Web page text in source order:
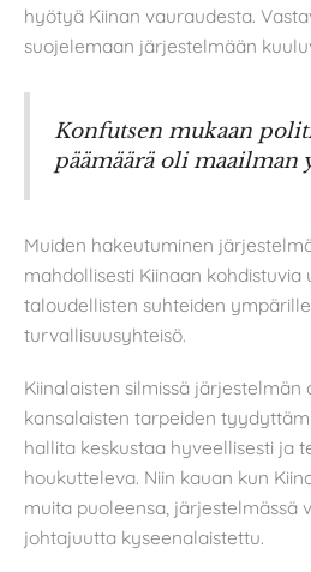
hyötyä Kiinan vauraudesta.
suojelemaan järjestelmään
Konfutsen mukaan
päämäärä oli maailman
Muiden hakeutuminen
mahdollisesti Kiinaan kohdistuvia
taloudellisten suhteiden
turvallisuusyhteisö.
Kiinalaisten silmissä järjestelmän
kansalaisten tarpeiden
hallita keskustaa hyveellisesti ja
houkutteleva. Niin kauan kun
muita puoleensa, järjestelmässä
johtajuutta kyseenalaistettu.